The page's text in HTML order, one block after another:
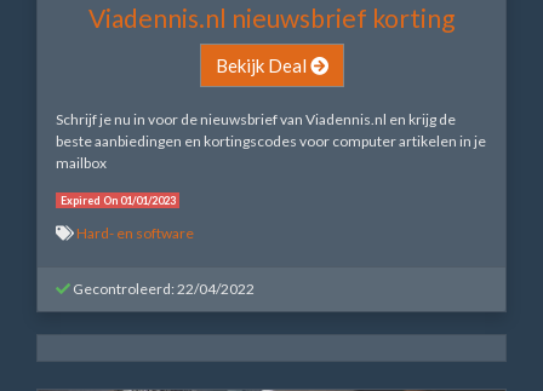
Viadennis.nl nieuwsbrief korting
Bekijk Deal
Schrijf je nu in voor de nieuwsbrief van Viadennis.nl en krijg de
beste aanbiedingen en kortingscodes voor computer artikelen in je
mailbox
Expired On 01/01/2023
Hard- en software
Gecontroleerd: 22/04/2022